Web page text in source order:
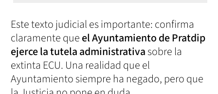
Este texto judicial es importante: confirma
claramente queel Ayuntamiento de Pratdip
ejerce la tutela administrativasobre la
extinta ECU. Una realidad que el
Ayuntamiento siempre ha negado, pero que